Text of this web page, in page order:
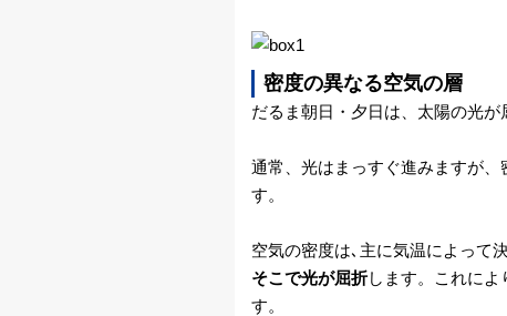
密度の異なる空気の層
だるま朝日・夕日は、太陽の光が
通常、光はまっすぐ進みますが
す。
空気の密度は､主に気温によって
そこで光が屈折します。これによ
す。